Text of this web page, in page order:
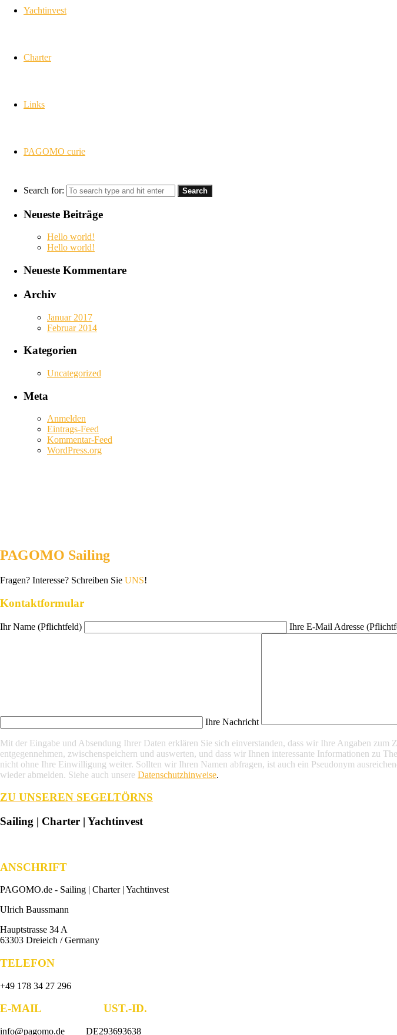
Yachtinvest
Charter
Links
PAGOMO curie
Search for:
Neueste Beiträge
Hello world!
Hello world!
Neueste Kommentare
Archiv
Januar 2017
Februar 2014
Kategorien
Uncategorized
Meta
Anmelden
Eintrags-Feed
Kommentar-Feed
WordPress.org
PAGOMO Sailing
Fragen? Interesse? Schreiben Sie UNS!
Kontaktformular
Ihr Name (Pflichtfeld) Ihre E-Mail Adresse
Ihre Nachricht
Mit der Eingabe und Absendung Ihrer Daten erklären Sie sich einverstanden, dass wir Ihre Angaben
entgegennehmen, zwischenspeichern und auswerten, und dass wir Ihnen interessante Informationen zu
nicht ohne Ihre Einwilligung weiter. Sollten wir Ihren Namen abfragen, ist auch ein Pseudonym
wieder abmelden. Siehe auch unsere Datenschutzhinweise.
ZU UNSEREN SEGELTÖRNS
Sailing | Charter | Yachtinvest
ANSCHRIFT
PAGOMO.de - Sailing | Charter | Yachtinvest
Ulrich Baussmann
Hauptstrasse 34 A
63303 Dreieich / Germany
TELEFON
+49 178 34 27 296
E-MAIL UST.-ID.
info@pagomo.de DE293693638